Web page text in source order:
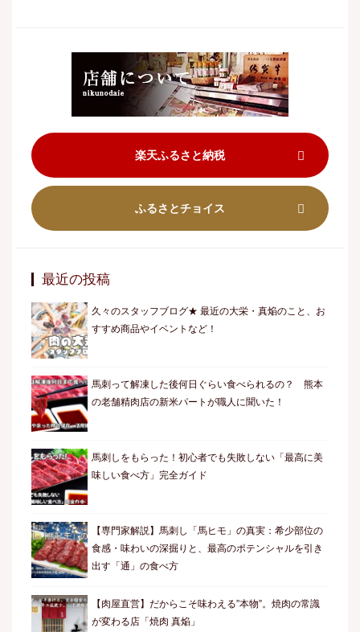
楽天ふるさと納税
ふるさとチョイス
最近の投稿
久々のスタッフブログ★ 最近の大栄・真焔のこと、お
すすめ商品やイベントなど！
馬刺って解凍した後何日ぐらい食べられるの？ 熊本
の老舗精肉店の新米パートが職人に聞いた！
馬刺しをもらった！初心者でも失敗しない「最高に美
味しい食べ方」完全ガイド
【専門家解説】馬刺し「馬ヒモ」の真実：希少部位の
食感・味わいの深掘りと、最高のポテンシャルを引き
出す「通」の食べ方
【肉屋直営】だからこそ味わえる”本物”。焼肉の常識
が変わる店「焼肉 真焔」